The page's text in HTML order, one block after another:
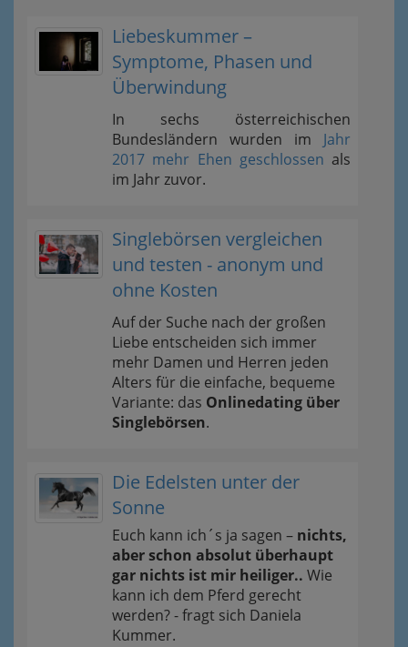
Liebeskummer –
Symptome, Phasen und
Überwindung
In sechs österreichischen
Bundesländern wurden im Jahr
2017 mehr Ehen geschlossen als
im Jahr zuvor.
Singlebörsen vergleichen
und testen - anonym und
ohne Kosten
Auf der Suche nach der großen
Liebe entscheiden sich immer
mehr Damen und Herren jeden
Alters für die einfache, bequeme
Variante: das Onlinedating über
Singlebörsen.
Die Edelsten unter der
Sonne
Euch kann ich´s ja sagen – nichts,
aber schon absolut überhaupt
gar nichts ist mir heiliger.. Wie
kann ich dem Pferd gerecht
werden? - fragt sich Daniela
Kummer.